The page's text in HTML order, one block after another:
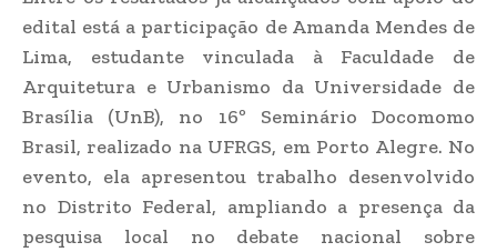
edital está a participação de Amanda Mendes de
Lima, estudante vinculada à Faculdade de
Arquitetura e Urbanismo da Universidade de
Brasília (UnB), no 16º Seminário Docomomo
Brasil, realizado na UFRGS, em Porto Alegre. No
evento, ela apresentou trabalho desenvolvido
no Distrito Federal, ampliando a presença da
pesquisa local no debate nacional sobre